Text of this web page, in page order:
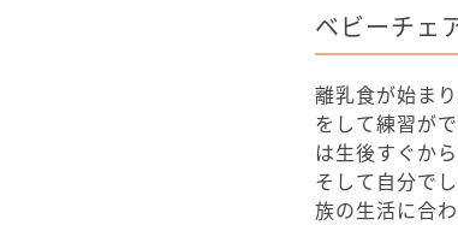
ベビーチェ
離乳食が始ま
をして練習が
は生後すぐか
そして自分で
族の生活に合